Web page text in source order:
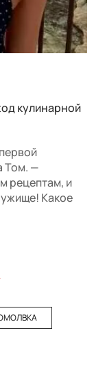
кулинарной
Том. —
рецептам, и
Какое